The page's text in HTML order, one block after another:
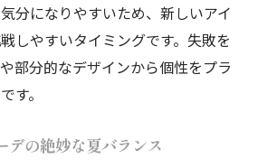
の個性的コーデ判断基準とコツ
他人と差をつける個性的な着こ
実践しやすい個性的コーデ術
でセンスがいい人の特徴を真
分になりやすいため、新しいアイ
しやすいタイミングです。失敗を
部分的なデザインから個性をプラ
す。
デの絶妙な夏バランス